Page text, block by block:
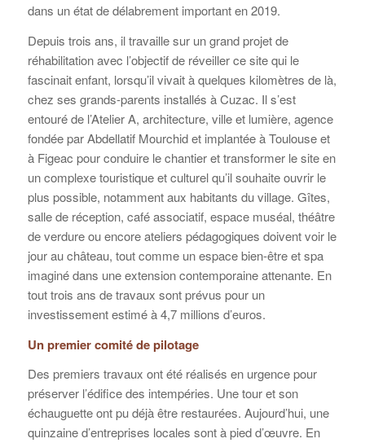
dans un état de délabrement important en 2019.
Depuis trois ans, il travaille sur un grand projet de
réhabilitation avec l’objectif de réveiller ce site qui le
fascinait enfant, lorsqu’il vivait à quelques kilomètres de là,
chez ses grands-parents installés à Cuzac. Il s’est
entouré de l’Atelier A, architecture, ville et lumière, agence
fondée par Abdellatif Mourchid et implantée à Toulouse et
à Figeac pour conduire le chantier et transformer le site en
un complexe touristique et culturel qu’il souhaite ouvrir le
plus possible, notamment aux habitants du village. Gîtes,
salle de réception, café associatif, espace muséal, théâtre
de verdure ou encore ateliers pédagogiques doivent voir le
jour au château, tout comme un espace bien-être et spa
imaginé dans une extension contemporaine attenante. En
tout trois ans de travaux sont prévus pour un
investissement estimé à 4,7 millions d’euros.
Un premier comité de pilotage
Des premiers travaux ont été réalisés en urgence pour
préserver l’édifice des intempéries. Une tour et son
échauguette ont pu déjà être restaurées. Aujourd’hui, une
quinzaine d’entreprises locales sont à pied d’œuvre. En